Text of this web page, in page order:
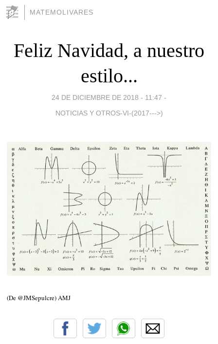
MATEMOLIVARES
Feliz Navidad, a nuestro
estilo...
24 DE DICIEMBRE DE 2018 - 11:47 -
NOTICIAS Y OTROS-VI-(2017--->)
(De @JMSepulcre) AMJ